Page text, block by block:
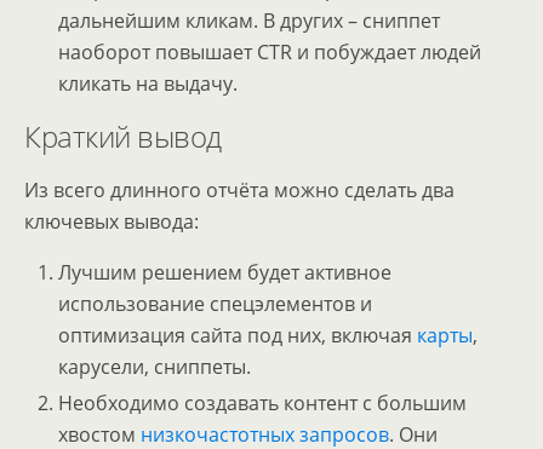
дальнейшим кликам. В других – сниппет
наоборот повышает CTR и побуждает людей
кликать на выдачу.
Краткий вывод
Из всего длинного отчёта можно сделать два
ключевых вывода:
Лучшим решением будет активное
использование спецэлементов и
оптимизация сайта под них, включая карты,
карусели, сниппеты.
Необходимо создавать контент с большим
хвостом низкочастотных запросов. Они